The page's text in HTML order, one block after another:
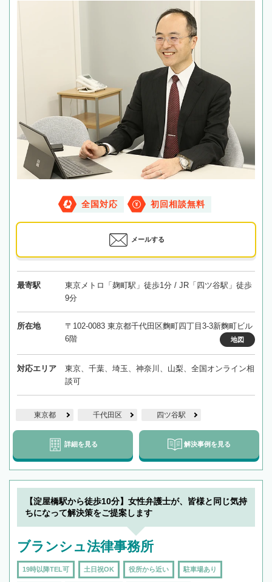
全国対応 初回相談無料
メールする
最寄駅
東京メトロ「麹町駅」徒歩1分 / JR「四ツ谷駅」徒歩
9分
所在地
〒102-0083 東京都千代田区麴町四丁目3-3新麴町ビル
6階
地図
対応エリア
東京、千葉、埼玉、神奈川、山梨、全国オンライン相
談可
東京都 千代田区 四ツ谷駅
詳細を見る 解決事例を見る
【淀屋橋駅から徒歩10分】女性弁護士が、皆様と同じ気持
ちになって解決策をご提案します
ブランシュ法律事務所
19時以降TEL可 土日祝OK 役所から近い 駐車場あり